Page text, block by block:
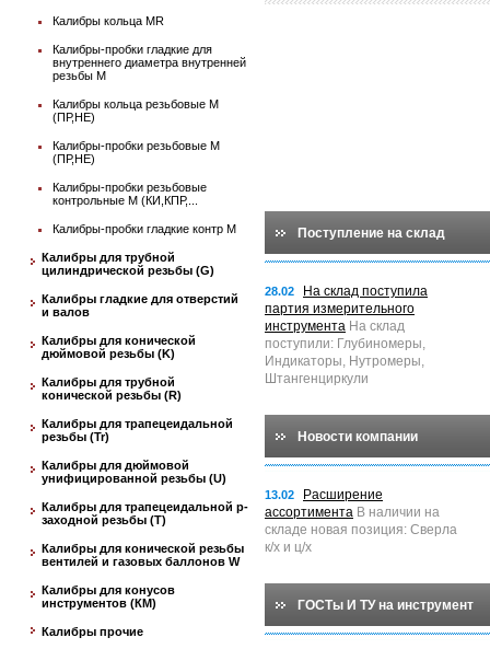
Калибры кольца MR
Калибры-пробки гладкие для
внутреннего диаметра внутренней
резьбы М
Калибры кольца резьбовые М
(ПР,НЕ)
Калибры-пробки резьбовые М
(ПР,НЕ)
Калибры-пробки резьбовые
контрольные М (КИ,КПР,...
Калибры-пробки гладкие контр М
Калибры для трубной
цилиндрической резьбы (G)
Калибры гладкие для отверстий
и валов
Калибры для конической
дюймовой резьбы (K)
Калибры для трубной
конической резьбы (R)
Калибры для трапецеидальной
резьбы (Tr)
Калибры для дюймовой
унифицированной резьбы (U)
Калибры для трапецеидальной p-
заходной резьбы (T)
Калибры для конической резьбы
вентилей и газовых баллонов W
Калибры для конусов
инструментов (КМ)
Калибры прочие
Поступление на склад
28.02
На склад поступила
партия измерительного
инструмента На склад
поступили: Глубиномеры,
Индикаторы, Нутромеры,
Штангенциркули
Новости компании
13.02
Расширение
ассортимента В наличии на
складе новая позиция: Сверла
к/х и ц/х
ГОСТы И ТУ на инструмент